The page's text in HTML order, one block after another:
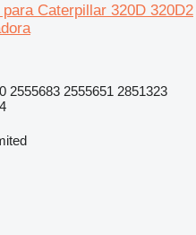
Caterpillar 320D 320D2
2555683 2555651 2851323